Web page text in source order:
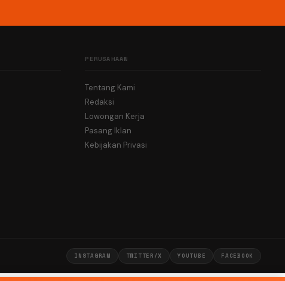
PERUSAHAAN
Tentang Kami
Redaksi
Lowongan Kerja
Pasang Iklan
Kebijakan Privasi
INSTAGRAM TWITTER/X YOUTUBE FACEBOOK